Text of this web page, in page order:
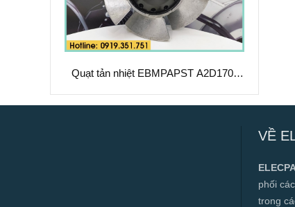
Quạt tản nhiệt EBMPAPST A2D170-
VỀ
phối
trong